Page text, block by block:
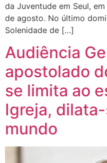
da Juventude em Seul,
de agosto. No último
Solenidade de […]
Audiência
apostolado
se limita ao
Igreja,
mundo